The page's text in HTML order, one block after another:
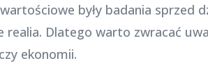
były badania sprzed
realia. Dlatego warto zwracać
ekonomii.